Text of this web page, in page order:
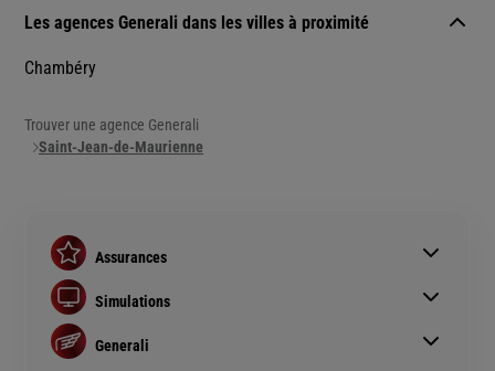
Les agences Generali dans les villes à proximité
Chambéry
Trouver une agence Generali
Saint-Jean-de-Maurienne
Assurances
Assurance auto
Assurance habitation
Assurance prêt immobilier
Complémentaire santé senior
Simulations
Simulation assurance auto
Devis assurance habitation
Generali